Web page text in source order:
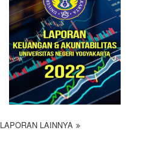
LAPORAN LAINNYA